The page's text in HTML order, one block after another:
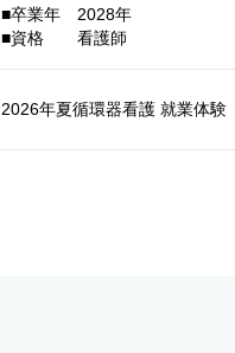
■卒業年 2028年
■資格 看護師
2026年夏循環器看護 就業体験